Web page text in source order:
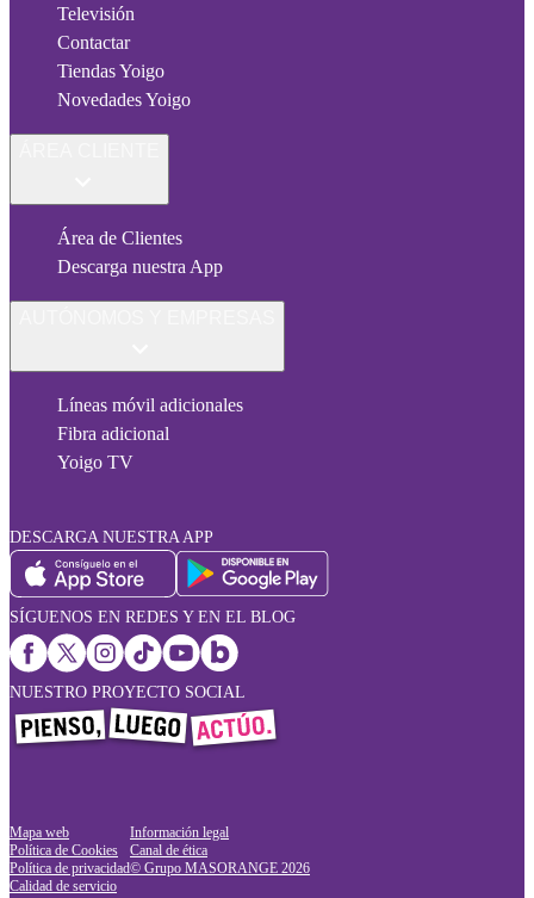
Televisión
Contactar
Tiendas Yoigo
Novedades Yoigo
Área de Clientes
Descarga nuestra App
Líneas móvil adicionales
Fibra adicional
Yoigo TV
DESCARGA NUESTRA APP
SÍGUENOS EN REDES Y EN EL BLOG
NUESTRO PROYECTO SOCIAL
Mapa web
Política de Cookies
Política de privacidad
Calidad de servicio
Información legal
Canal de ética
© Grupo MASORANGE 2026